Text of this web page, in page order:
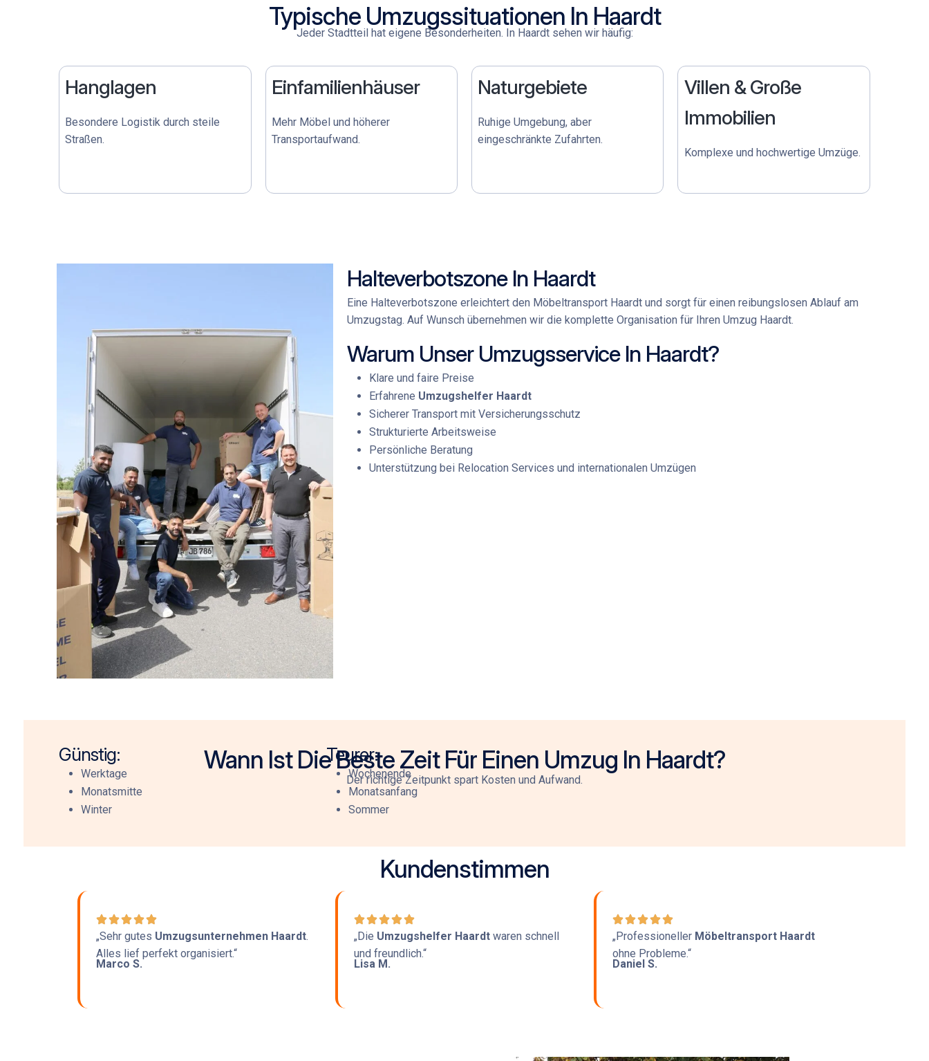
Typische Umzugssituationen In Haardt
Jeder Stadtteil hat eigene Besonderheiten. In Haardt sehen wir häufig:
Hanglagen
Besondere Logistik durch steile
Straßen.
Einfamilienhäuser
Mehr Möbel und höherer
Transportaufwand.
Naturgebiete
Ruhige Umgebung, aber
eingeschränkte Zufahrten.
Villen & Große
Immobilien
Komplexe und hochwertige Umzüge.
Halteverbotszone In Haardt
Eine Halteverbotszone erleichtert den Möbeltransport Haardt und sorgt für einen reibungslosen Ablauf am
Umzugstag. Auf Wunsch übernehmen wir die komplette Organisation für Ihren Umzug Haardt.
Warum Unser Umzugsservice In Haardt?
Klare und faire Preise
Erfahrene Umzugshelfer Haardt
Sicherer Transport mit Versicherungsschutz
Strukturierte Arbeitsweise
Persönliche Beratung
Unterstützung bei Relocation Services und internationalen Umzügen
Wann Ist Die Beste Zeit Für Einen Umzug In Haardt?
Der richtige Zeitpunkt spart Kosten und Aufwand.
Günstig:
Werktage
Monatsmitte
Winter
Teurer:
Wochenende
Monatsanfang
Sommer
Kundenstimmen
„Sehr gutes Umzugsunternehmen Haardt.
Alles lief perfekt organisiert.“
Marco S.
„Die Umzugshelfer Haardt waren schnell
und freundlich.“
Lisa M.
„Professioneller Möbeltransport Haardt
ohne Probleme.“
Daniel S.